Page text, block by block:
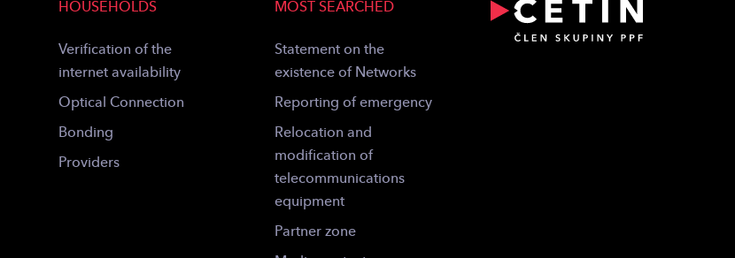
HOUSEHOLDS
Verification of the
internet availability
Optical Connection
Bonding
Providers
MOST SEARCHED
Statement on the
existence of Networks
Reporting of emergency
Relocation and
modification of
telecommunications
equipment
Partner zone